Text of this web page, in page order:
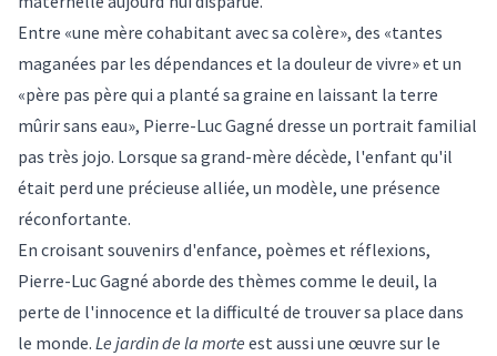
Entre «une mère cohabitant avec sa colère», des «tantes
maganées par les dépendances et la douleur de vivre» et un
«père pas père qui a planté sa graine en laissant la terre
mûrir sans eau», Pierre-Luc Gagné dresse un portrait familial
pas très jojo. Lorsque sa grand-mère décède, l'enfant qu'il
était perd une précieuse alliée, un modèle, une présence
réconfortante.
En croisant souvenirs d'enfance, poèmes et réflexions,
Pierre-Luc Gagné aborde des thèmes comme le deuil, la
perte de l'innocence et la difficulté de trouver sa place dans
le monde. Le jardin de la morte est aussi une œuvre sur le